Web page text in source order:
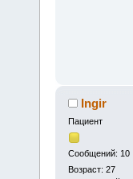
Ingir
Пациент
Сообщений: 10
Возраст: 27